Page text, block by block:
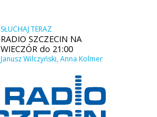
SŁUCHAJ TERAZ
RADIO SZCZECIN NA
WIECZÓR do 21:00
Janusz Wilczyński, Anna Kolmer